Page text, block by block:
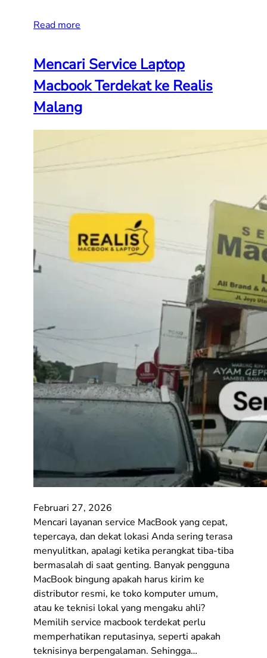
Read more
Mencari Service Laptop
Macbook Terdekat ke Realis
Malang
Februari 27, 2026
Mencari layanan service MacBook yang cepat,
tepercaya, dan dekat lokasi Anda sering terasa
menyulitkan, apalagi ketika perangkat tiba-tiba
bermasalah di saat genting. Banyak pengguna
MacBook bingung apakah harus kirim ke
distributor resmi, ke toko komputer umum,
atau ke teknisi lokal yang mengaku ahli?
Memilih service macbook terdekat perlu
memperhatikan reputasinya, seperti apakah
teknisinya berpengalaman. Sehingga…